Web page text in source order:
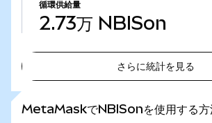
循環供給量
2.73万 NBISon
さらに統計を見る
MetaMaskでNBISonを使用する方